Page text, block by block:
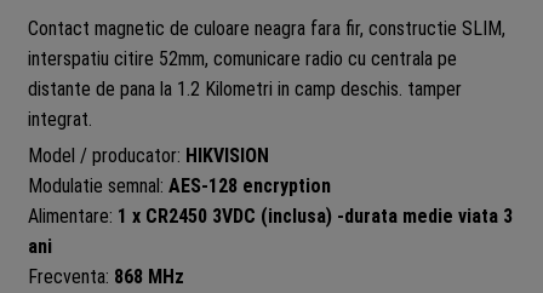
Contact magnetic de culoare neagra fara fir, constructie SLIM,
interspatiu citire 52mm, comunicare radio cu centrala pe
distante de pana la 1.2 Kilometri in camp deschis. tamper
integrat.
Model / producator: HIKVISION
Modulatie semnal: AES-128 encryption
Alimentare: 1 x CR2450 3VDC (inclusa) -durata medie viata 3
ani
Frecventa: 868 MHz